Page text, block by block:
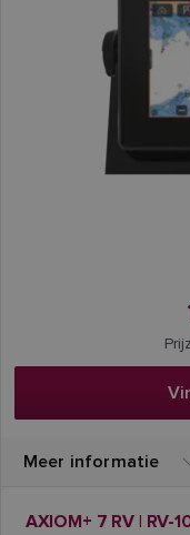
Meer informatie
AXIOM+ 7 RV | RV-